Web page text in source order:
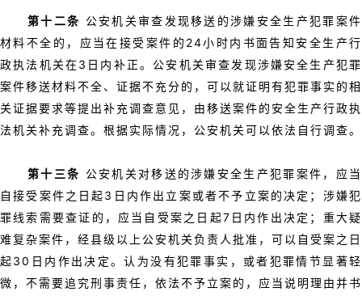
第十二条 公安机关审查发现移送的涉嫌安全生产犯罪案件
材料不全的，应当在接受案件的24小时内书面告知安全生产行
政执法机关在3日内补正。公安机关审查发现涉嫌安全生产犯罪
案件移送材料不全、证据不充分的，可以就证明有犯罪事实的相
关证据要求等提出补充调查意见，由移送案件的安全生产行政执
法机关补充调查。根据实际情况，公安机关可以依法自行调查。
第十三条 公安机关对移送的涉嫌安全生产犯罪案件，应当
自接受案件之日起3日内作出立案或者不予立案的决定；涉嫌犯
罪线索需要查证的，应当自受案之日起7日内作出决定；重大疑
难复杂案件，经县级以上公安机关负责人批准，可以自受案之日
起30日内作出决定。认为没有犯罪事实，或者犯罪情节显著轻
微，不需要追究刑事责任，依法不予立案的，应当说明理由并书